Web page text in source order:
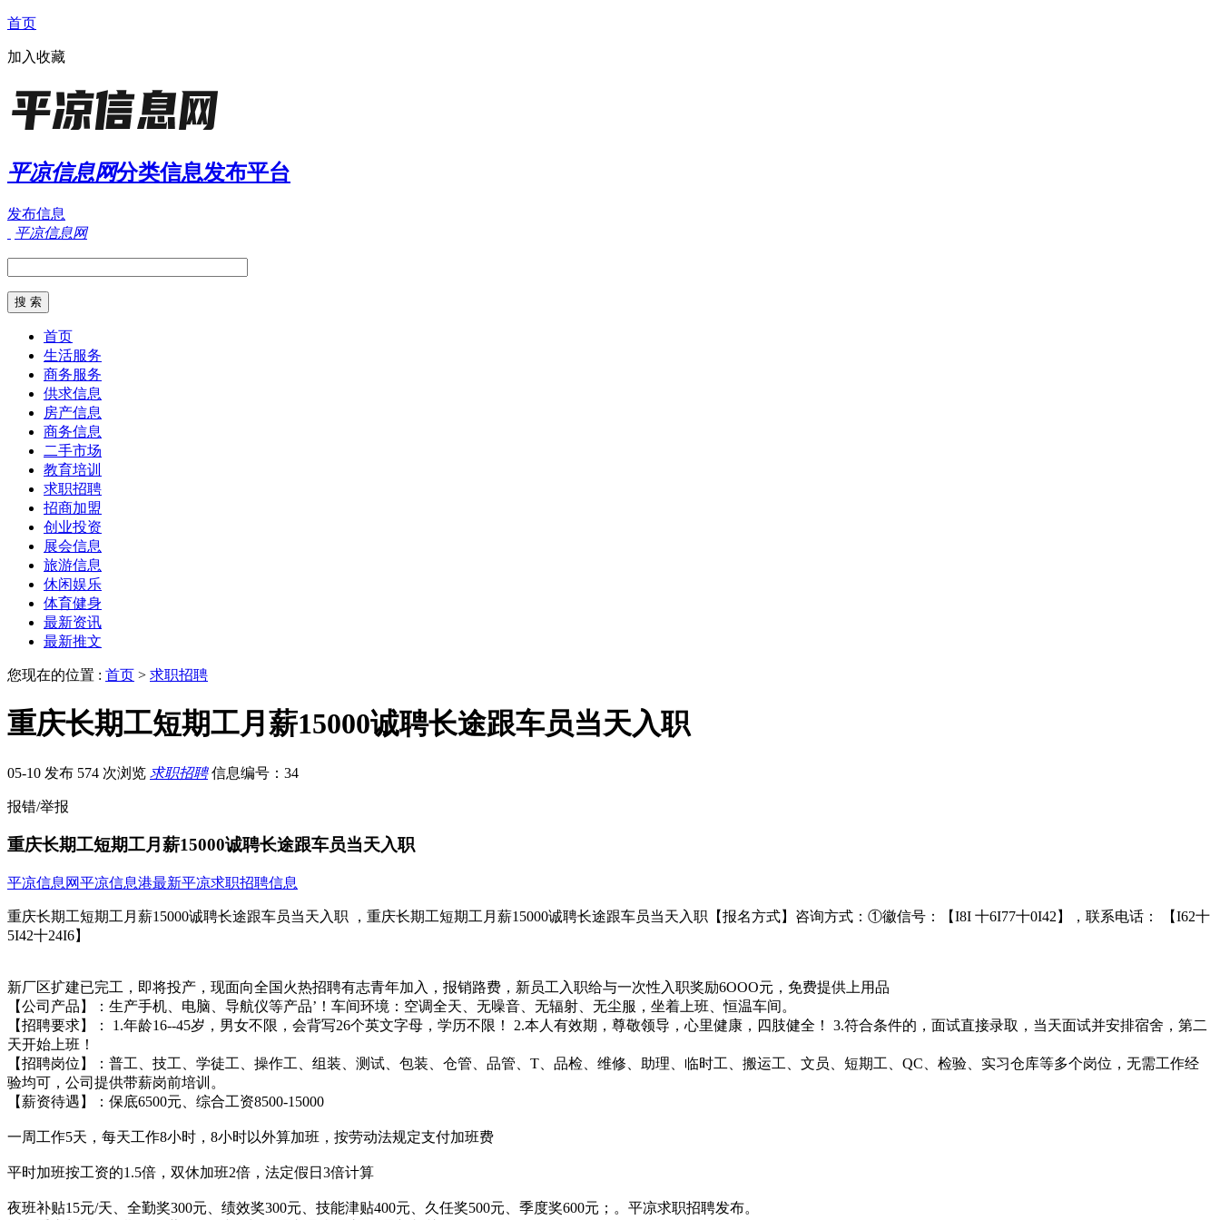
首页
加入收藏
平凉信息网分类信息发布平台
发布信息
平凉信息网
首页
生活服务
商务服务
供求信息
房产信息
商务信息
二手市场
教育培训
求职招聘
招商加盟
创业投资
展会信息
旅游信息
休闲娱乐
体育健身
最新资讯
最新推文
您现在的位置 : 首页 > 求职招聘
重庆长期工短期工月薪15000诚聘长途跟车员当天入职
05-10 发布 574 次浏览 求职招聘 信息编号：34
报错/举报
重庆长期工短期工月薪15000诚聘长途跟车员当天入职
平凉信息网平凉信息港最新平凉求职招聘信息
重庆长期工短期工月薪15000诚聘长途跟车员当天入职 ，重庆长期工短期工月薪15000诚聘长途跟车员当天入职【报名方式】咨询方式：①徽信号：【I8I 十6I77十0I42】，联系电话： 【I62十
5I42十24I6】
新厂区扩建已完工，即将投产，现面向全国火热招聘有志青年加入，报销路费，新员工入职给与一次性入职奖励6OOO元，免费提供上用品
【公司产品】：生产手机、电脑、导航仪等产品’！车间环境：空调全天、无噪音、无辐射、无尘服，坐着上班、恒温车间。
【招聘要求】： 1.年龄16--45岁，男女不限，会背写26个英文字母，学历不限！ 2.本人有效期，尊敬领导，心里健康，四肢健全！ 3.符合条件的，面试直接录取，当天面试并安排宿舍，第二
天开始上班！
【招聘岗位】：普工、技工、学徒工、操作工、组装、测试、包装、仓管、品管、T、品检、维修、助理、临时工、搬运工、文员、短期工、QC、检验、实习仓库等多个岗位，无需工作经
验均可，公司提供带薪岗前培训。
【薪资待遇】：保底6500元、综合工资8500-15000
一周工作5天，每天工作8小时，8小时以外算加班，按劳动法规定支付加班费
平时加班按工资的1.5倍，双休加班2倍，法定假日3倍计算
夜班补贴15元/天、全勤奖300元、绩效奖300元、技能津贴400元、久任奖500元、季度奖600元；。平凉求职招聘发布。